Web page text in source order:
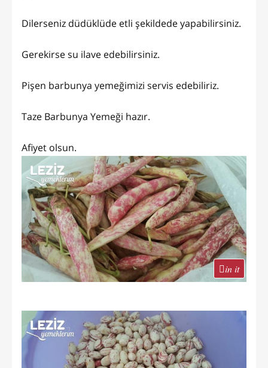
Dilerseniz düdüklüde etli şekildede yapabilirsiniz.
Gerekirse su ilave edebilirsiniz.
Pişen barbunya yemeğimizi servis edebiliriz.
Taze Barbunya Yemeği hazır.
Afiyet olsun.
in it